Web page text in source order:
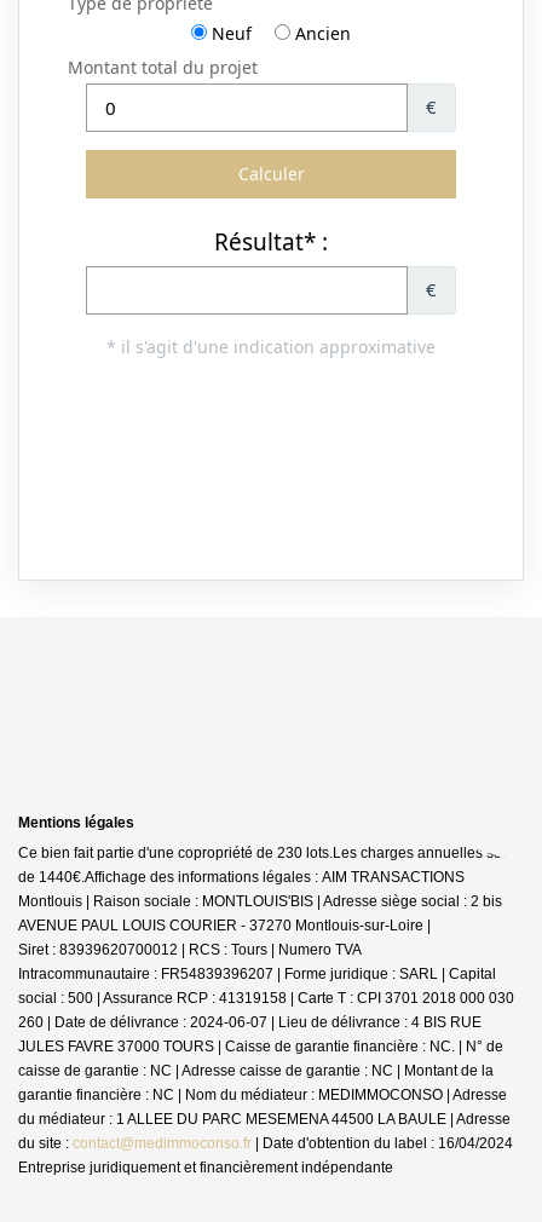
Mentions légales
Ce bien fait partie d'une copropriété de 230 lots.Les charges annuelles sont
de 1440€. Affichage des informations légales : AIM TRANSACTIONS
Montlouis | Raison sociale : MONTLOUIS'BIS | Adresse siège social : 2 bis
AVENUE PAUL LOUIS COURIER - 37270 Montlouis-sur-Loire |
Siret : 83939620700012 | RCS : Tours | Numero TVA
Intracommunautaire : FR54839396207 | Forme juridique : SARL | Capital
social : 500 | Assurance RCP : 41319158 | Carte T : CPI 3701 2018 000 030
260 | Date de délivrance : 2024-06-07 | Lieu de délivrance : 4 BIS RUE
JULES FAVRE 37000 TOURS | Caisse de garantie financière : NC. | N° de
caisse de garantie : NC | Adresse caisse de garantie : NC | Montant de la
garantie financière : NC | Nom du médiateur : MEDIMMOCONSO | Adresse
du médiateur : 1 ALLEE DU PARC MESEMENA 44500 LA BAULE | Adresse
du site : contact@medimmoconso.fr | Date d'obtention du label : 16/04/2024
Entreprise juridiquement et financièrement indépendante